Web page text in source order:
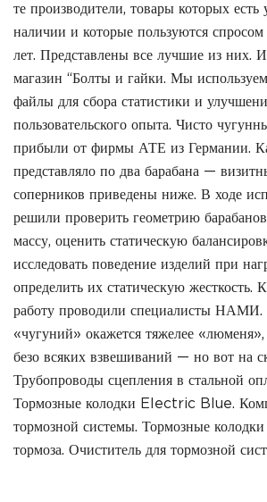
те производители, товары которых есть
наличии и которые пользуются
лет. Представлены все лучшие из них.
магазин “Болты и гайки. Мы
файлы для сбора статистики и
пользовательского опыта. Чисто
прибыли от фирмы АТЕ из Германии.
представляло по два барабана —
соперников приведены ниже. В ходе
решили проверить геометрию
массу, оценить статическую
исследовать поведение изделий при
определить их статическую жесткость.
работу проводили специалисты НАМИ.
«чугуний» окажется тяжелее
безо всяких взвешиваний — но вот на
Трубопроводы сцепления в стальной
Тормозные колодки Electric Blue.
тормозной системы. Тормозные колодки
тормоза. Очиститель для тормозной